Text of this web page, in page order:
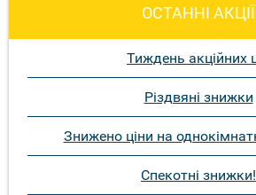
ОСТАННІ АКЦІЇ
Тиждень акційних
Різдвяні знижки
Знижено ціни на
Спекотні знижки!